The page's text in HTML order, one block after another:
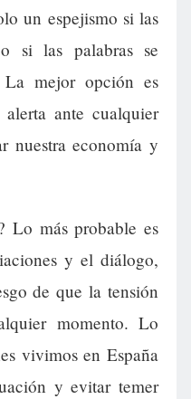
un espejismo si las
si las palabras se
La mejor opción es
ante cualquier
nuestra economía y
Lo más probable es
y el diálogo,
de que la tensión
momento. Lo
vivimos en España
y evitar temer